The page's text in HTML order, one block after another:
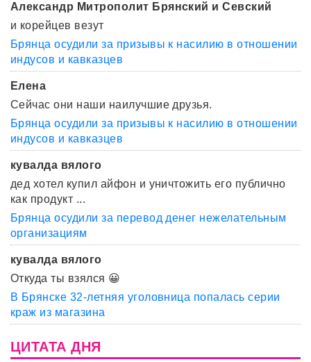
Александр Митрополит Брянский и Севский
и корейцев везут
Брянца осудили за призывы к насилию в отношении
индусов и кавказцев
Елена
Сейчас они наши наилучшие друзья.
Брянца осудили за призывы к насилию в отношении
индусов и кавказцев
кувалда вялого
дед хотел купил айфон и уничтожить его публично
как продукт ...
Брянца осудили за перевод денег нежелательным
организациям
кувалда вялого
Откуда ты взялся 😀
В Брянске 32-летняя уголовница попалась серии
краж из магазина
ЦИТАТА ДНЯ